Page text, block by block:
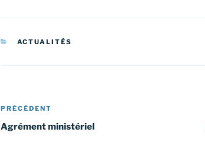
CATÉGORIES
ACTUALITÉS
Navigation
de
Article
précédent
PRÉCÉDENT
Agrément ministériel